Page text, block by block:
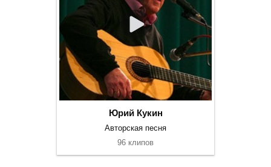
Юрий Кукин
Авторская песня
96 клипов